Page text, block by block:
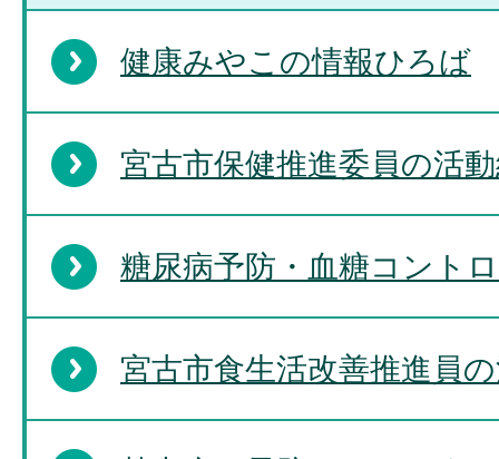
健康みやこの情報ひろば
宮古市保健推進委員の活
糖尿病予防・血糖コント
宮古市食生活改善推進員